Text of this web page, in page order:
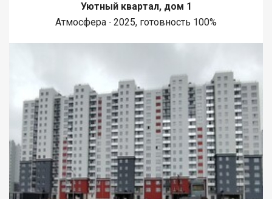
Уютный квартал, дом 1
Атмосфера ∙ 2025, готовность 100%